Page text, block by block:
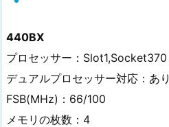
440BX
プロセッサー：Slot1,Socket370
デュアルプロセッサー対応：あり
FSB(MHz)：66/100
メモリの枚数：4